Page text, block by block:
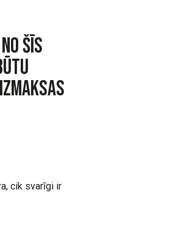
šīs
cik svarīgi ir